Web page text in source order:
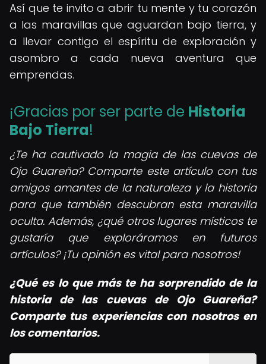
Así que te invito a abrir tu mente y tu corazón
a las maravillas que aguardan bajo tierra, y
a llevar contigo el espíritu de exploración y
asombro a cada nueva aventura que
emprendas.
¡Gracias por ser parte de Historia
Bajo Tierra!
¿Te ha cautivado la magia de las cuevas de
Ojo Guareña? Comparte este artículo con tus
amigos amantes de la naturaleza y la historia
para que también descubran esta maravilla
oculta. Además, ¿qué otros lugares místicos te
gustaría que exploráramos en futuros
artículos? ¡Tu opinión es vital para nosotros!
¿Qué es lo que más te ha sorprendido de la
historia de las cuevas de Ojo Guareña?
Comparte tus experiencias con nosotros en
los comentarios.